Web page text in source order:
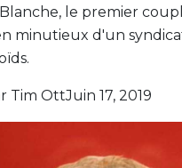
le premier
minutieux d'un
Tim OttJuin 17, 2019